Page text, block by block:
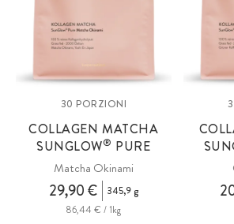
30 PORZIONI
COLLAGEN MATCHA
SUNGLOW® PURE
Matcha Okinami
29,90 €
345,9 g
86,44 € / 1kg